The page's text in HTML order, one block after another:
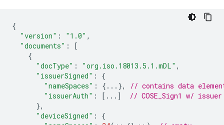
{
"version" : "1.0" ,
"documents" :
[
{
"docType" : "org.iso.18013.5.1.mDL" ,
"issuerSigned" :
{
"nameSpaces" : {...},
// contains data
"issuerAuth" : [...]
// COSE_Sign1 w/
},
"deviceSigned" :
{